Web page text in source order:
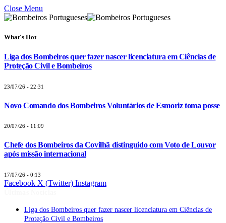
Close Menu
What's Hot
Liga dos Bombeiros quer fazer nascer licenciatura em Ciências de
Proteção Civil e Bombeiros
23/07/26 - 22:31
Novo Comando dos Bombeiros Voluntários de Esmoriz toma posse
20/07/26 - 11:09
Chefe dos Bombeiros da Covilhã distinguido com Voto de Louvor
após missão internacional
17/07/26 - 0:13
Facebook X (Twitter) Instagram
Liga dos Bombeiros quer fazer nascer licenciatura em Ciências de
Proteção Civil e Bombeiros